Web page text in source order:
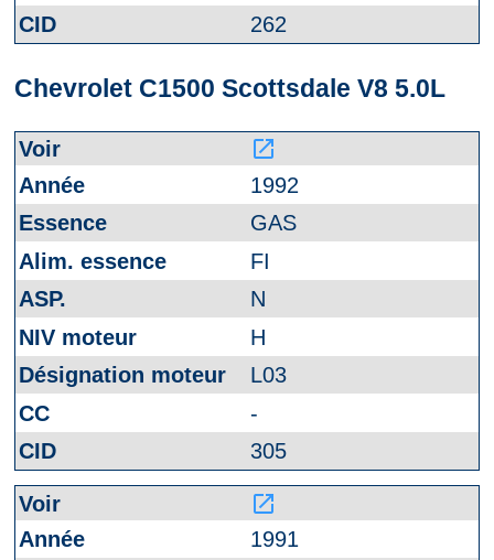
262
Chevrolet C1500 Scottsdale V8 5.0L
launch
1992
GAS
FI
N
H
L03
-
305
launch
1991